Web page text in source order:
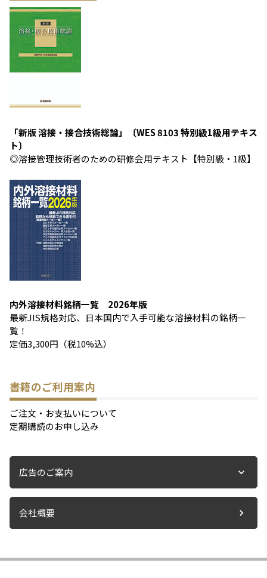
「新版 溶接・接合技術総論」〔WES 8103 特別級1級用テキス
ト〕
◎溶接管理技術者のための研修会用テキスト【特別級・1級】
内外溶接材料銘柄一覧 2026年版
最新JIS規格対応、日本国内で入手可能な溶接材料の銘柄一
覧！
定価3,300円（税10%込）
書籍のご利用案内
ご注文・お支払いについて
定期購読のお申し込み
広告のご案内
会社概要